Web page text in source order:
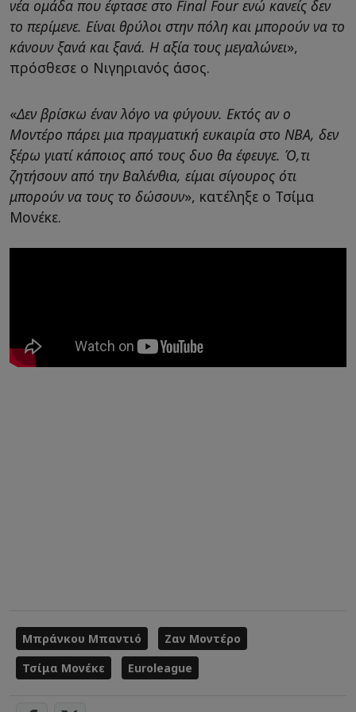
νέα ομάδα που έφτασε στο Final Four ενώ κανείς δεν
το περίμενε. Είναι θρύλοι στην πόλη και μπορούν να το
κάνουν ξανά και ξανά. Η αξία τους μεγαλώνει»,
πρόσθεσε ο Νιγηριανός άσος.
«Δεν βρίσκω έναν λόγο να φύγουν. Εκτός αν ο
Μοντέρο πάρει μια πραγματική ευκαιρία στο NBA, δεν
ξέρω γιατί κάποιος από τους δυο θα έφευγε. Ό,τι
ζητήσουν από την Βαλένθια, είμαι σίγουρος ότι
μπορούν να τους το δώσουν», κατέληξε ο Τσίμα
Μονέκε.
Μπράνκου Μπαντιό
Ζαν Μοντέρο
Τσίμα Μονέκε
Euroleague